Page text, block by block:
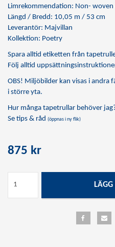
Limrekommendation: Non-
Längd / Bredd: 10,05 m / 53 cm
Leverantör: Majvillan
Kollektion: Poetry
Spara alltid etiketten från
Följ alltid
OBS! Miljöbilder kan visas i andra
i större yta.
Hur många tapetrullar behöver
Se tips & råd (öppnas i ny flik)
875 kr